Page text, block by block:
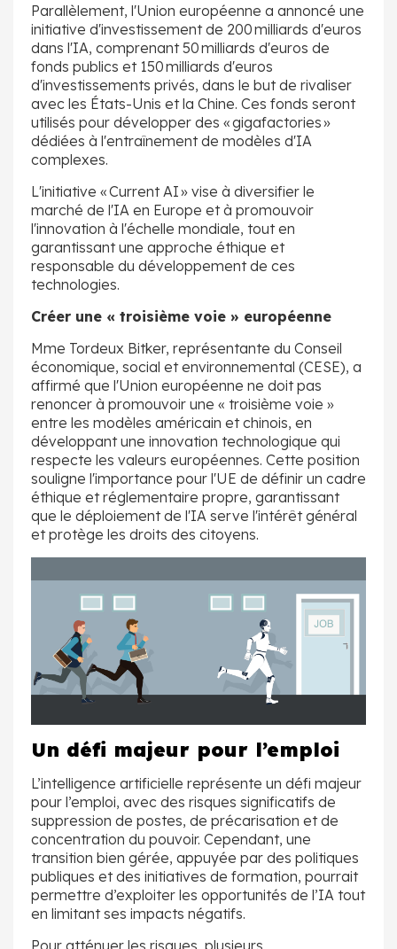
Parallèlement, l'Union européenne a annoncé une
initiative d'investissement de 200 milliards d'euros
dans l'IA, comprenant 50 milliards d'euros de
fonds publics et 150 milliards d'euros
d'investissements privés, dans le but de rivaliser
avec les États-Unis et la Chine. Ces fonds seront
utilisés pour développer des « gigafactories »
dédiées à l'entraînement de modèles d'IA
complexes.
L'initiative « Current AI » vise à diversifier le
marché de l'IA en Europe et à promouvoir
l'innovation à l'échelle mondiale, tout en
garantissant une approche éthique et
responsable du développement de ces
technologies.
Créer une « troisième voie » européenne
Mme Tordeux Bitker, représentante du Conseil
économique, social et environnemental (CESE), a
affirmé que l'Union européenne ne doit pas
renoncer à promouvoir une « troisième voie »
entre les modèles américain et chinois, en
développant une innovation technologique qui
respecte les valeurs européennes. Cette position
souligne l'importance pour l'UE de définir un cadre
éthique et réglementaire propre, garantissant
que le déploiement de l'IA serve l'intérêt général
et protège les droits des citoyens.
Un défi majeur pour l’emploi
L’intelligence artificielle représente un défi majeur
pour l’emploi, avec des risques significatifs de
suppression de postes, de précarisation et de
concentration du pouvoir. Cependant, une
transition bien gérée, appuyée par des politiques
publiques et des initiatives de formation, pourrait
permettre d’exploiter les opportunités de l’IA tout
en limitant ses impacts négatifs.
Pour atténuer les risques, plusieurs